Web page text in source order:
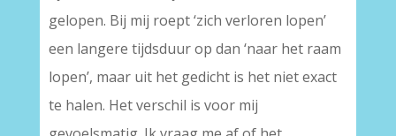
gelopen. Bij mij roept ‘zich verloren lopen’
een langere tijdsduur op dan ‘naar het raam
lopen’, maar uit het gedicht is het niet exact
te halen. Het verschil is voor mij